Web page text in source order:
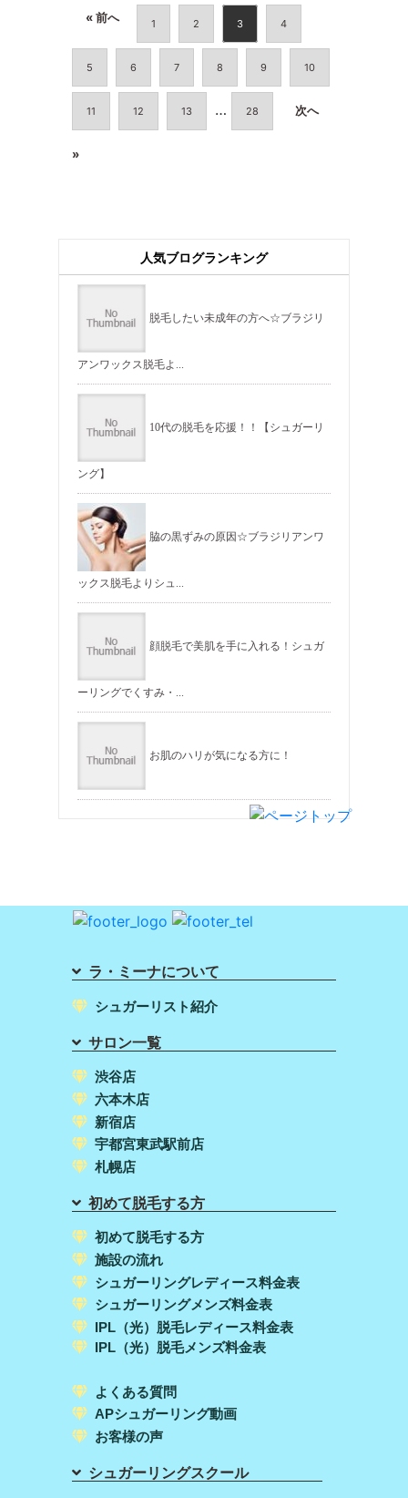
« 前へ 1 2 3 4
5 6 7 8 9 10
11 12 13 … 28 次へ
»
人気ブログランキング
脱毛したい未成年の方へ☆ブラジリ
アンワックス脱毛よ...
10代の脱毛を応援！！【シュガーリ
ング】
脇の黒ずみの原因☆ブラジリアンワ
ックス脱毛よりシュ...
顔脱毛で美肌を手に入れる！シュガ
ーリングでくすみ・...
お肌のハリが気になる方に！
ラ・ミーナについて
シュガーリスト紹介
サロン一覧
渋谷店
六本木店
新宿店
宇都宮東武駅前店
札幌店
初めて脱毛する方
初めて脱毛する方
施設の流れ
シュガーリングレディース料金表
シュガーリングメンズ料金表
IPL（光）脱毛レディース料金表
IPL（光）脱毛メンズ料金表
よくある質問
APシュガーリング動画
お客様の声
シュガーリングスクール